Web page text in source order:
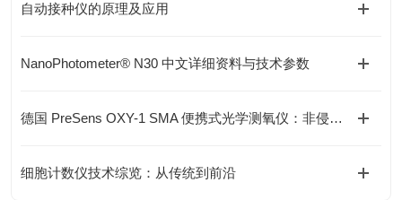
自动接种仪的原理及应用
NanoPhotometer® N30 中文详细资料与技术参数
德国 PreSens OXY-1 SMA 便携式光学测氧仪：非侵入式溶氧监测新方案
细胞计数仪技术综览：从传统到前沿